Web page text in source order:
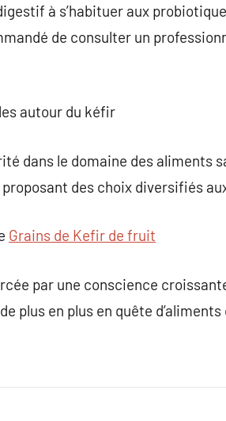
à s’habituer aux
de consulter un
autour du kéfir
dans le domaine des aliments
des choix diversifiés
Grains de Kefir de fruit
par une conscience
plus en plus en quête